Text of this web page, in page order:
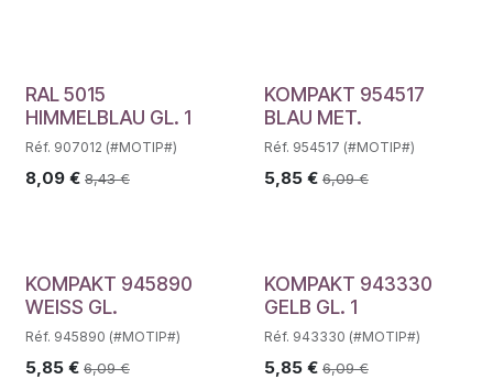
RAL 5015
HIMMELBLAU GL. 1
Réf. 907012 (#MOTIP#)
8,09 € 8,43€
KOMPAKT 954517
BLAU MET.
Réf. 954517 (#MOTIP#)
5,85€ 6,09€
KOMPAKT 945890
WEISS GL.
Réf. 945890 (#MOTIP#)
5,85 € 6,09€
KOMPAKT 943330
GELB GL. 1
Réf. 943330 (#MOTIP#)
5,85€ 6,09€